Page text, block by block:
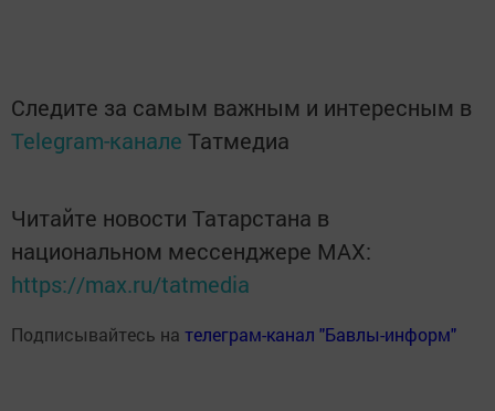
Следите за самым важным и интересным в
Telegram-канале Татмедиа
Читайте новости Татарстана в
национальном мессенджере MАХ:
https://max.ru/tatmedia
Подписывайтесь на телеграм-канал "Бавлы-информ"